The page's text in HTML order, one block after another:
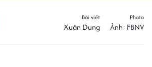
Bài viết
Xuân Dung
Photo
Ảnh: FBNV